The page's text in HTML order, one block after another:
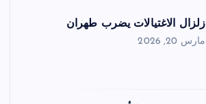
زلزال الاغتيالات يضرب طهران
مارس 20, 2026